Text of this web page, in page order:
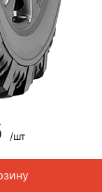
/шт